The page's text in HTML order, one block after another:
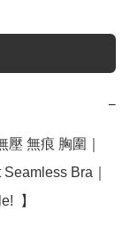
−
無痕 胸圍｜
Bra｜
】